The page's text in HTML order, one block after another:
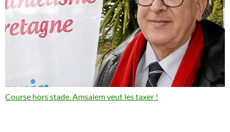
Course hors stade. Amsalem veut les taxer !